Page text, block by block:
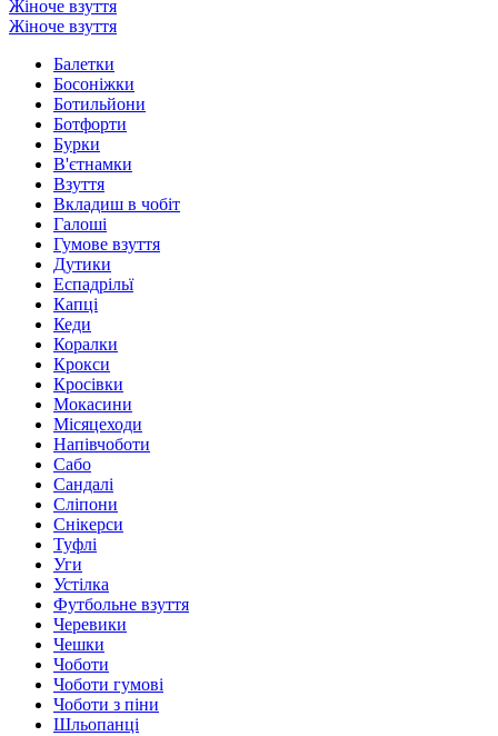
Жіноче взуття
Жіноче взуття
Балетки
Босоніжки
Ботильйони
Ботфорти
Бурки
В'єтнамки
Взуття
Вкладиш в чобіт
Галоші
Гумове взуття
Дутики
Еспадрільї
Капці
Кеди
Коралки
Крокси
Кросівки
Мокасини
Місяцеходи
Напівчоботи
Сабо
Сандалі
Сліпони
Снікерси
Туфлі
Уги
Устілка
Футбольне взуття
Черевики
Чешки
Чоботи
Чоботи гумові
Чоботи з піни
Шльопанці